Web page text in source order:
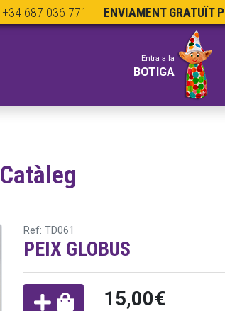
+34 687 036 771 ENVIAMENT GRATUÏT
Entra a la
BOTIGA
Catàleg
Ref: TD061
PEIX GLOBUS
15,00€